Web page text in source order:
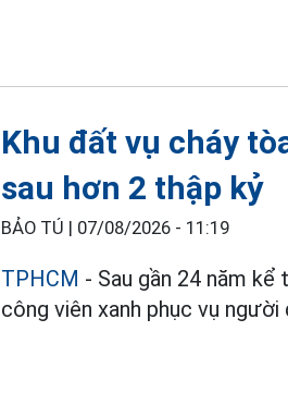
Khu đất vụ cháy
sau hơn 2 thập kỷ
BẢO TÚ | 07/08/2026 - 11:19
TPHCM - Sau gần 24 năm
công viên xanh phục vụ người